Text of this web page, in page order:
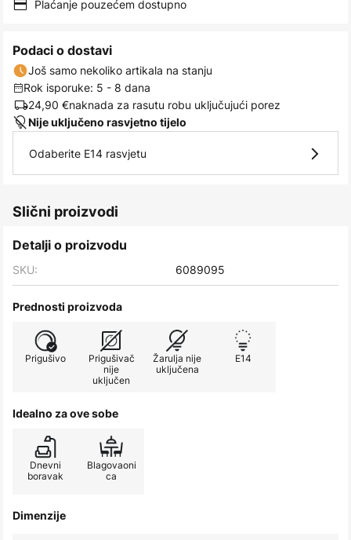
Plaćanje pouzećem dostupno
Podaci o dostavi
Još samo nekoliko artikala na stanju
Rok isporuke: 5 - 8 dana
24,90 €naknada za rasutu robu uključujući porez
Nije uključeno rasvjetno tijelo
Odaberite E14 rasvjetu
Slični proizvodi
Detalji o proizvodu
SKU: 6089095
Prednosti proizvoda
Prigušivo
Prigušivač
nije
uključen
Žarulja nije
uključena
E14
Idealno za ove sobe
Dnevni
boravak
Blagovaoni
ca
Dimenzije